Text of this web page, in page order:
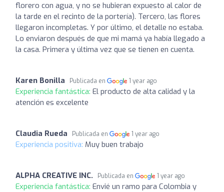
florero con agua, y no se hubieran expuesto al calor de
la tarde en el recinto de la portería). Tercero, las flores
llegaron incompletas. Y por último, el detalle no estaba.
Lo enviaron después de que mi mamá ya había llegado a
la casa. Primera y última vez que se tienen en cuenta.
Karen Bonilla Publicada en 1 year ago
Experiencia fantástica: El producto de alta calidad y la
atención es excelente
Claudia Rueda Publicada en 1 year ago
Experiencia positiva: Muy buen trabajo
ALPHA CREATIVE INC. Publicada en 1 year ago
Experiencia fantástica: Envié un ramo para Colombia y